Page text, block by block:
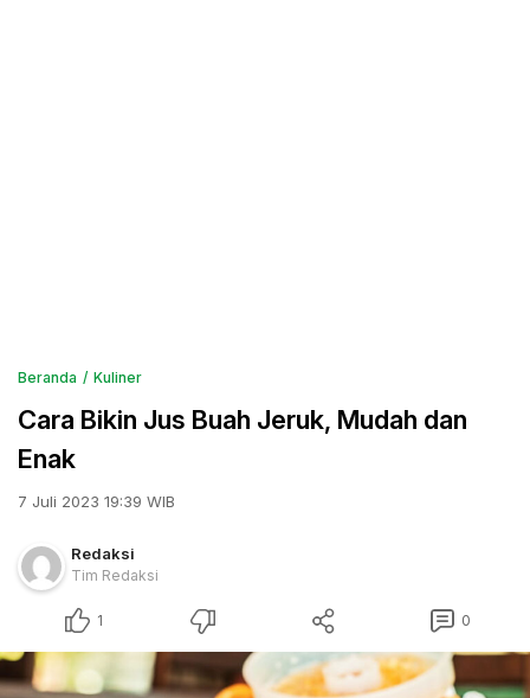
Beranda Kuliner
Cara Bikin Jus Buah Jeruk, Mudah dan
Enak
7 Juli 2023 19:39 WIB
Redaksi
Tim Redaksi
1 0